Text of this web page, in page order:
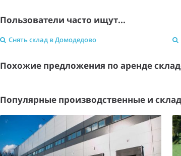
Пользователи часто ищут...
Снять склад в Домодедово
Похожие предложения по аренде
Популярные производственные и